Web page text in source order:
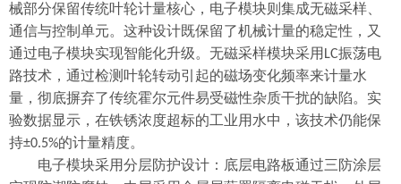
械部分保留传统叶轮计量核心，电子模块则集成无磁采样、
通信与控制单元。这种设计既保留了机械计量的稳定性，又
通过电子模块实现智能化升级。无磁采样模块采用 LC振荡电
路技术，通过检测叶轮转动引起的磁场变化频率来计量水
量，彻底摒弃了传统霍尔元件易受磁性杂质干扰的缺陷。实
验数据显示，在铁锈浓度超标的工业用水中，该技术仍能保
持±0.5%的计量精度。
电子模块采用分层防护设计：底层电路板通过三防涂层